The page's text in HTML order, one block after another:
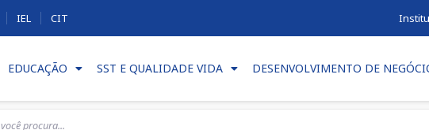
IEL CIT
EDUCAÇÃO SST E QUALIDADE VIDA DESENVOLVIMENTO DE